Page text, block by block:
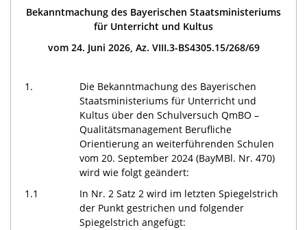
Bekanntmachung des Bayerischen Staatsministeriums
für Unterricht und Kultus
vom 24. Juni 2026, Az. VIII.3-BS4305.15/268/69
1.
Die Bekanntmachung des Bayerischen
Staatsministeriums für Unterricht und
Kultus über den Schulversuch QmBO –
Qualitätsmanagement Berufliche
Orientierung an weiterführenden Schulen
vom 20. September 2024 (BayMBl. Nr. 470)
wird wie folgt geändert:
1.1
In Nr. 2 Satz 2 wird im letzten Spiegelstrich
der Punkt gestrichen und folgender
Spiegelstrich angefügt: